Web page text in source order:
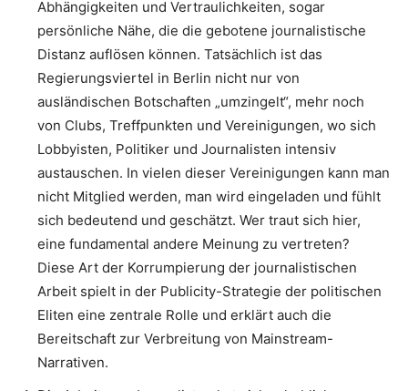
Abhängigkeiten und Vertraulichkeiten, sogar
persönliche Nähe, die die gebotene journalistische
Distanz auflösen können. Tatsächlich ist das
Regierungsviertel in Berlin nicht nur von
ausländischen Botschaften „umzingelt“, mehr noch
von Clubs, Treffpunkten und Vereinigungen, wo sich
Lobbyisten, Politiker und Journalisten intensiv
austauschen. In vielen dieser Vereinigungen kann man
nicht Mitglied werden, man wird eingeladen und fühlt
sich bedeutend und geschätzt. Wer traut sich hier,
eine fundamental andere Meinung zu vertreten?
Diese Art der Korrumpierung der journalistischen
Arbeit spielt in der Publicity-Strategie der politischen
Eliten eine zentrale Rolle und erklärt auch die
Bereitschaft zur Verbreitung von Mainstream-
Narrativen.